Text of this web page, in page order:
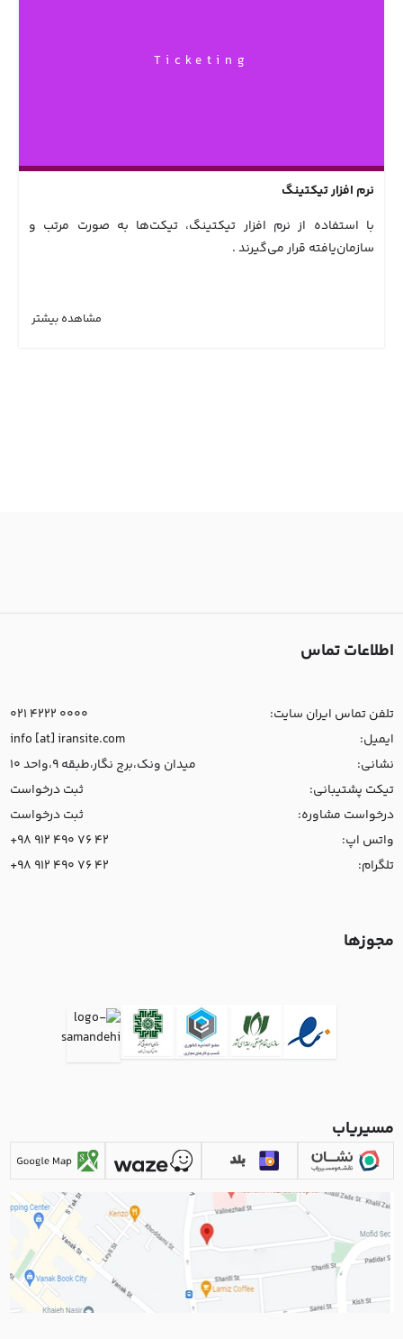
Ticketing
نرم افزار تیکتینگ
با استفاده از نرم افزار تیکتینگ، تیکت‌ها به صورت مرتب و
سازمان‌یافته قرار می‌گیرند .
مشاهده بیشتر
اطلاعات تماس
تلفن تماس ایران سایت:
021 4222 0000
ایمیل:
info [at] iransite.com
نشانی:
میدان ونک،برج نگار،طبقه 9،واحد 10
تیکت پشتیبانی:
ثبت درخواست
درخواست مشاوره:
ثبت درخواست
واتس اپ:
+98 912 490 76 42
تلگرام:
+98 912 490 76 42
مجوزها
مسیریاب